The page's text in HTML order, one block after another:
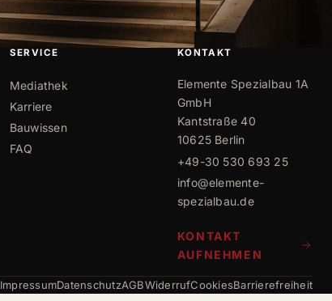
SERVICE
Mediathek
Karriere
Bauwissen
FAQ
KONTAKT
Elemente Spezialbau 1A
GmbH
Kantstraße 40
10625 Berlin
+49-30 530 693 25
info@elemente-
spezialbau.de
KONTAKT
AUFNEHMEN
ImpressumDatenschutzAGBWiderrufCookiesBarrierefreiheit